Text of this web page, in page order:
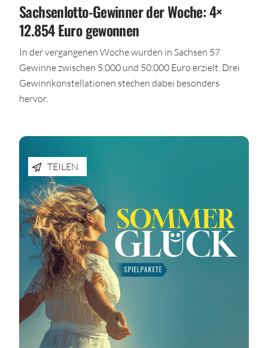
Sachsenlotto-Gewinner der Woche: 4×
12.854 Euro gewonnen
In der vergangenen Woche wurden in Sachsen 57
Gewinne zwischen 5.000 und 50.000 Euro erzielt. Drei
Gewinnkonstellationen stechen dabei besonders
hervor.
TEILEN